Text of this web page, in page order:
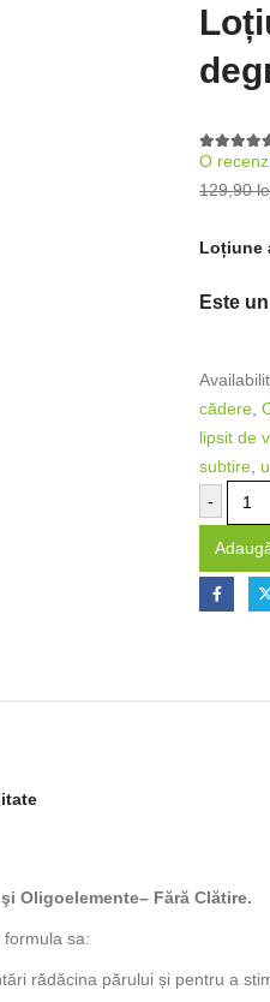
5.00
O
129,90
Loțiune
Este
cădere
lipsit de
subtire
-
Oligoelemente– Fără Clătire.
sa:
rădăcina părului și pentru a